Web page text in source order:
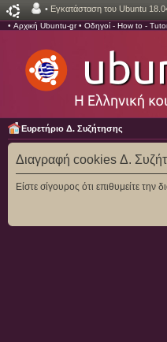
• Εγκατάσταση του Ubuntu
• Αρχική Ubuntu-gr• Οδηγοί - How to -
Ευρετήριο Δ. Συζήτησης
Διαγραφή cookies Δ.
Είστε σίγουρος ότι επιθυμείτε